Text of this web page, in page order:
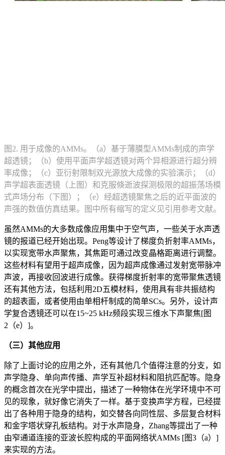
图2. 用于成像的AMMs。（a）基于薄膜型AMMs制成的声学
超透镜；（b）使用平面声学超透镜对两个异相源进行超分辨
率成像；（c）亚衍射限制双光源放大成像的实验演示；（d）
声学超表面透镜（上图）和克服倏逝波探测极限的超振荡场模
式声场分布（下图）；（e）经超透镜聚焦之后的近平面波的
声强的数值仿真结果。图中所有缩写的定义见引用参考文献。
虽然AMMs的大多数成像应用集中于空气声，一些关于水声透
镜的报道已经开始出现。Peng等设计了梯度负折射率AMMs，
以实现宽带水声聚焦，其焦距可通过改变晶格距离进行调整。
这些材料有望用于超声成像，因为超声成像通过发射宽带脉冲
声波，再接收回波进行成像。获得梯度折射率的宽带聚焦透镜
还有其他方法，包括利用2D五模材料，使用具有非共振结构
的超表面，或者使用由单相杆制成的简单SCs。另外，设计声
学复合透镜还可以在15~25 kHz频段实现三维水下声聚焦[图
2（e）]。
（三）其他应用
除了上面讨论的应用之外，还有其他几个值得注意的分支，如
声学隐身、单向声传播、声学互补超材料和阻抗匹配等。隐身
的概念首次在光学中提出，描述了一种物体在光学环境中不可
见的现象，就好像它消失了一样。基于变换声学方程，已经提
出了各种用于隐身的结构，如交替各向同性层、多层复合材料
和金字塔状穿孔板结构。对于水声隐身，Zhang等提出了一种
由窄通道连接的亚波长腔构成的平面网络状AMMs [图3（a）]
来实现的方法。